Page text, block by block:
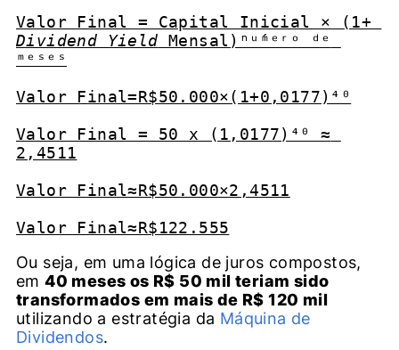
Dividend Yield Mensal)ⁿᵘ́ᵐᵉʳᵒ ᵈᵉ
ᵐᵉˢᵉˢ
Valor Final=R$50.000×(1+0,0177)⁴⁰
Valor Final = 50 x (1,0177)⁴⁰ ≈
2,4511
Valor Final≈R$50.000×2,4511
Valor Final≈R$122.555
Ou seja, em uma lógica de juros compostos,
em40 meses os R$ 50 mil teriam sido
transformados em mais de R$ 120 mil
utilizando a estratégia da Máquina de
Dividendos.